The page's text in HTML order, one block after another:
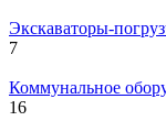
Экскаваторы-
7
Коммунальное
16